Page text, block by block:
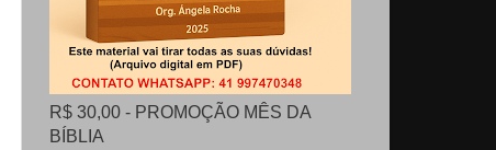
R$ 30,00 - PROMOÇÃO MÊS DA
BÍBLIA